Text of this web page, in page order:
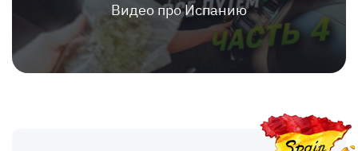
Видео про Испанию